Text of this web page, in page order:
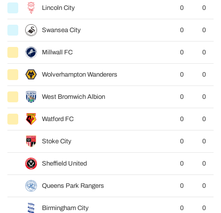
Lincoln City 0 0
Swansea City 0 0
Millwall FC 0 0
Wolverhampton Wanderers 0 0
West Bromwich Albion 0 0
Watford FC 0 0
Stoke City 0 0
Sheffield United 0 0
Queens Park Rangers 0 0
Birmingham City 0 0